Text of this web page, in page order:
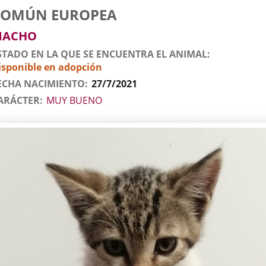
EUROPEA
EN LA QUE SE ENCUENTRA EL ANIMAL
en adopción
NACIMIENTO 27/7/2021
MUY BUENO